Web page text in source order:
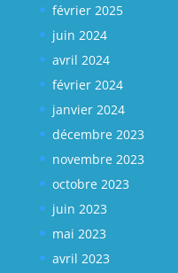
février 2025
juin 2024
avril 2024
février 2024
janvier 2024
décembre 2023
novembre 2023
octobre 2023
juin 2023
mai 2023
avril 2023